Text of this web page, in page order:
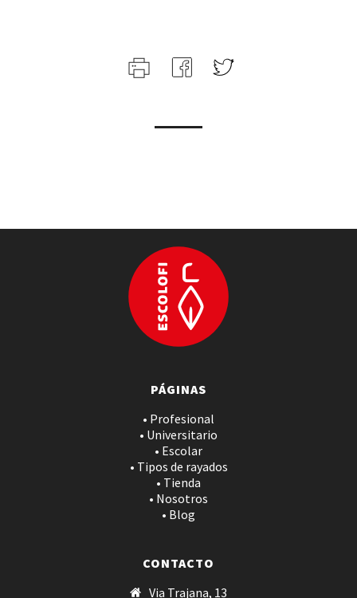
PÁGINAS
• Profesional
• Universitario
• Escolar
• Tipos de rayados
• Tienda
• Nosotros
• Blog
CONTACTO
Via Trajana, 13